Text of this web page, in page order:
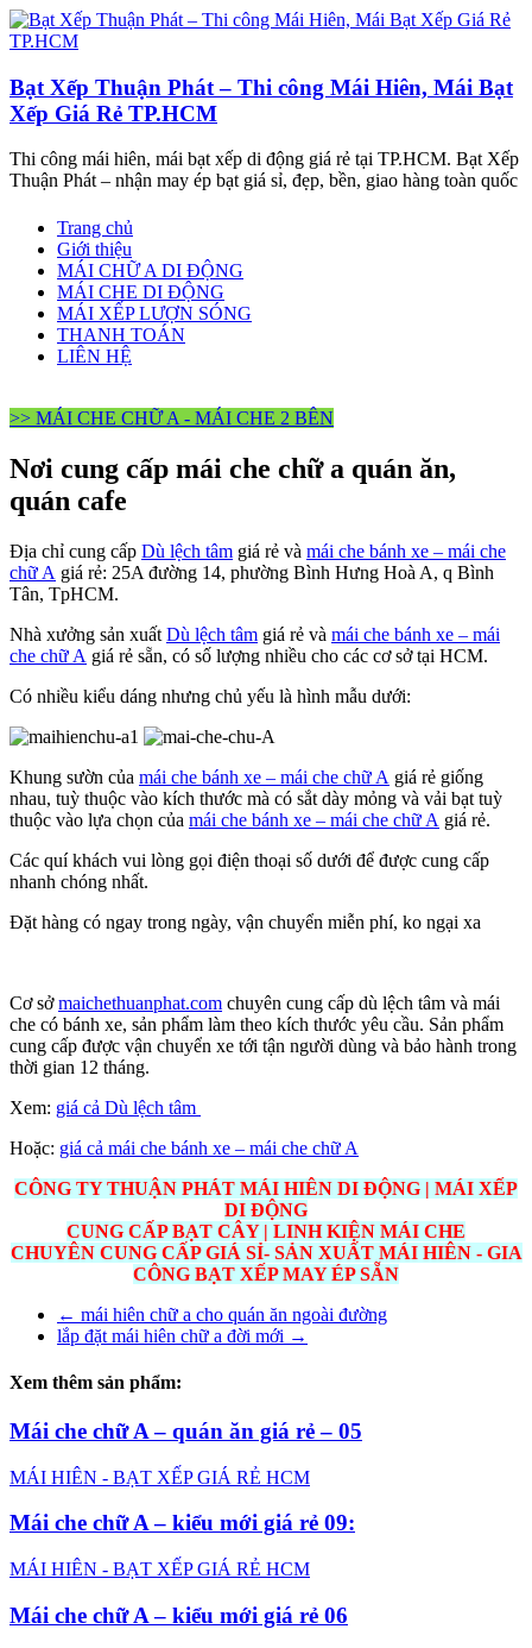
Bạt Xếp Thuận Phát – Thi công Mái Hiên, Mái Bạt
Xếp Giá Rẻ TP.HCM
Thi công mái hiên, mái bạt xếp di động giá rẻ tại TP.HCM. Bạt Xếp
Thuận Phát – nhận may ép bạt giá sỉ, đẹp, bền, giao hàng toàn quốc
Trang chủ
Giới thiệu
MÁI CHỮ A DI ĐỘNG
MÁI CHE DI ĐỘNG
MÁI XẾP LƯỢN SÓNG
THANH TOÁN
LIÊN HỆ
>> MÁI CHE CHỮ A - MÁI CHE 2 BÊN
Nơi cung cấp mái che chữ a quán ăn,
quán cafe
Địa chỉ cung cấp Dù lệch tâm giá rẻ và mái che bánh xe – mái che
chữ A giá rẻ: 25A đường 14, phường Bình Hưng Hoà A, q Bình
Tân, TpHCM.
Nhà xưởng sản xuất Dù lệch tâm giá rẻ và mái che bánh xe – mái
che chữ A giá rẻ sẵn, có số lượng nhiều cho các cơ sở tại HCM.
Có nhiều kiểu dáng nhưng chủ yếu là hình mẫu dưới:
Khung sườn của mái che bánh xe – mái che chữ A giá rẻ giống
nhau, tuỳ thuộc vào kích thước mà có sắt dày mỏng và vải bạt tuỳ
thuộc vào lựa chọn của mái che bánh xe – mái che chữ A giá rẻ.
Các quí khách vui lòng gọi điện thoại số dưới để được cung cấp
nhanh chóng nhất.
Đặt hàng có ngay trong ngày, vận chuyển miễn phí, ko ngại xa
Cơ sởmaichethuanphat.com chuyên cung cấp dù lệch tâm và mái
che có bánh xe, sản phẩm làm theo kích thước yêu cầu. Sản phẩm
cung cấp được vận chuyển xe tới tận người dùng và bảo hành trong
thời gian 12 tháng.
Xem: giá cả Dù lệch tâm
Hoặc: giá cả mái che bánh xe – mái che chữ A
CÔNG TY THUẬN PHÁT MÁI HIÊN DI ĐỘNG | MÁI XẾP
DI ĐỘNG
CUNG CẤP BẠT CÂY | LINH KIỆN MÁI CHE
CHUYÊN CUNG CẤP GIÁ SỈ- SẢN XUẤT MÁI HIÊN - GIA
CÔNG BẠT XẾP MAY ÉP SẴN
← mái hiên chữ a cho quán ăn ngoài đường
lắp đặt mái hiên chữ a đời mới →
Xem thêm sản phẩm:
Mái che chữ A – quán ăn giá rẻ – 05
MÁI HIÊN - BẠT XẾP GIÁ RẺ HCM
Mái che chữ A – kiểu mới giá rẻ 09:
MÁI HIÊN - BẠT XẾP GIÁ RẺ HCM
Mái che chữ A – kiểu mới giá rẻ 06